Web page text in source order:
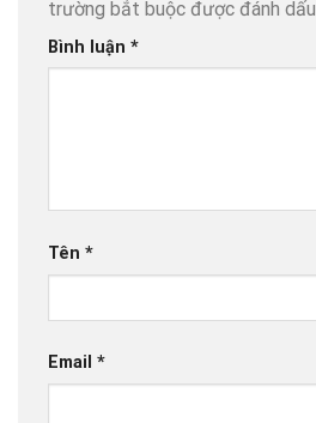
trường bắt buộc được đánh dấu
Bình luận *
Tên *
Email *